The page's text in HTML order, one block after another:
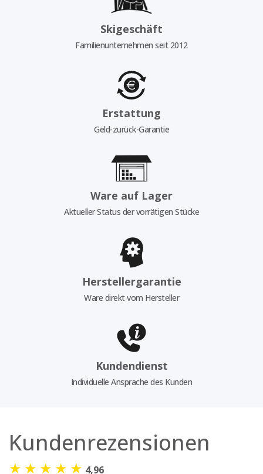
Skigeschäft
Familienunternehmen seit 2012
Erstattung
Geld-zurück-Garantie
Ware auf Lager
Aktueller Status der vorrätigen Stücke
Herstellergarantie
Ware direkt vom Hersteller
Kundendienst
Individuelle Ansprache des Kunden
Kundenrezensionen
★ ★ ★ ★ ★ 4,96